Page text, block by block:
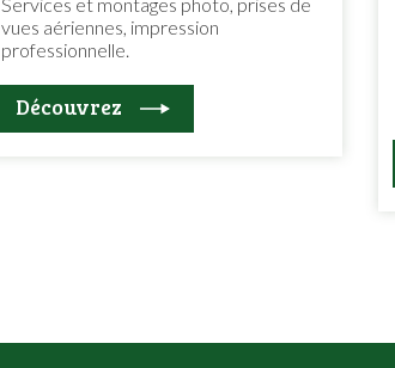
vues aériennes, impression
professionnelle.
Découvrez